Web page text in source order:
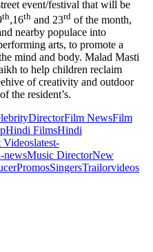
event/festival that will be
th,16th and 23rd of the month,
nearby populace into
arts, to promote a
mind and body. Malad Masti
to help children reclaim
of creativity and outdoor
the resident’s.
DirectorFilm NewsFilm
Hindi FilmsHindi
Videoslatest-
newsMusic DirectorNew
PromosSingersTrailorvideos